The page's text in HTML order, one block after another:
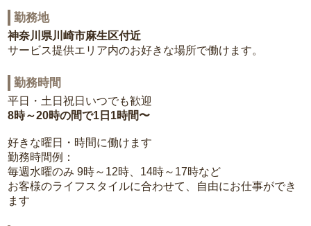
勤務地
神奈川県川崎市麻生区付近
サービス提供エリア内のお好きな場所で働けます。
勤務時間
平日・土日祝日いつでも歓迎
8時～20時の間で1日1時間〜
好きな曜日・時間に働けます
勤務時間例：
毎週水曜のみ 9時～12時、14時～17時など
お客様のライフスタイルに合わせて、自由にお仕事ができ
ます